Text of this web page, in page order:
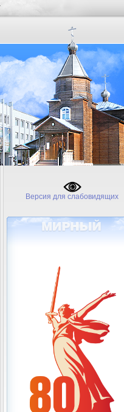
Версия для слабовидящих